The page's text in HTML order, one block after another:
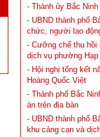
- Thành ủy Bắc
- UBND thành phố
chức, người lao
- Cưỡng chế thu
dịch vụ phường Hạp
- Hội nghị tổng kết
Hoàng Quốc Việt
- Thành phố Bắc
án trên địa bàn
- UBND thành phố
khu cảng cạn và